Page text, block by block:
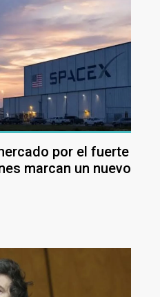
por el fuerte
marcan un nuevo